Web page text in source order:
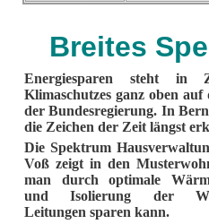
Breites
Energiesparen steht in
Klimaschutzes ganz oben auf
der Bundesregierung. In
die Zeichen der Zeit längst
Die Spektrum
Voß zeigt in den
man durch optimale
und Isolierung der
Leitungen sparen kann.